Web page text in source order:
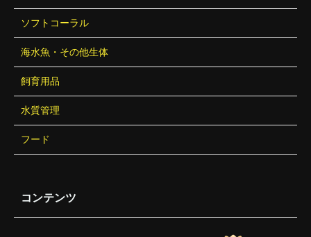
ソフトコーラル
海水魚・その他生体
飼育用品
水質管理
フード
コンテンツ